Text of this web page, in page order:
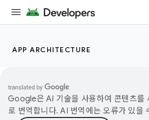
APP ARCHITECTURE
Google은 AI 기술을 사용하여 콘텐츠를
로 번역합니다. AI 번역에는 오류가 있을